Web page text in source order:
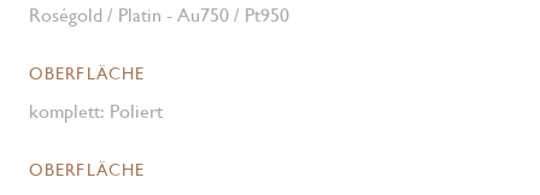
Roségold / Platin - Au750 / Pt950
OBERFLÄCHE
komplett: Poliert
OBERFLÄCHE